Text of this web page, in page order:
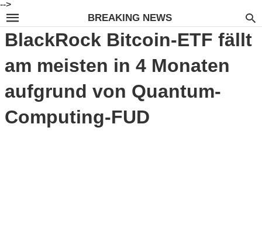
-->
BREAKING NEWS
BlackRock Bitcoin-ETF fällt
am meisten in 4 Monaten
aufgrund von Quantum-
Computing-FUD